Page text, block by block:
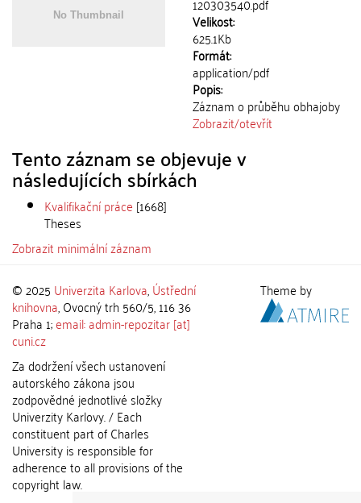
Velikost:
625.1Kb
Formát:
application/pdf
Popis:
Záznam o průběhu obhajoby
Zobrazit/otevřít
Tento záznam se objevuje v
následujících sbírkách
Kvalifikační práce [1668]
Theses
Zobrazit minimální záznam
© 2025 Univerzita Karlova,Ústřední
knihovna, Ovocný trh 560/5, 116 36
Praha 1;email: admin-repozitar [at]
cuni.cz
Za dodržení všech ustanovení
autorského zákona jsou
zodpovědné jednotlivé složky
Univerzity Karlovy. / Each
constituent part of Charles
University is responsible for
adherence to all provisions of the
copyright law.
Theme by